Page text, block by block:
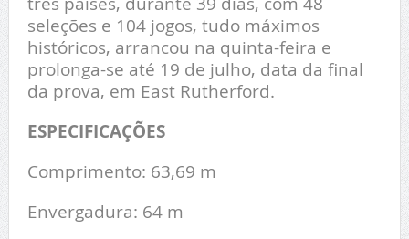
seleções e 104 jogos, tudo máximos
históricos, arrancou na quinta-feira e
prolonga-se até 19 de julho, data da final
da prova, em East Rutherford.
ESPECIFICAÇÕES
Comprimento: 63,69 m
Envergadura: 64 m